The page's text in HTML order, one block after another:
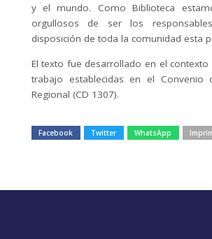
y el mundo. Como Biblioteca
orgullosos de ser los
disposición de toda la comunidad esta
El texto fue desarrollado en el contexto
trabajo establecidas en el Convenio
Regional (CD 1307).
Facebook Twitter WhatsApp